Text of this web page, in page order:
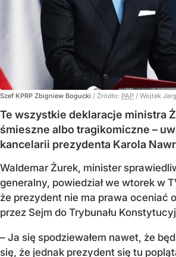
Szef KPRP Zbigniew Bogucki / Źródło: PAP / Wojtek
Te wszystkie deklaracje ministra
śmieszne albo tragikomiczne –
kancelarii prezydenta Karola
Waldemar Żurek, minister
generalny, powiedział we wtorek w
że prezydent nie ma prawa oceniać
przez Sejm do Trybunału
– Ja się spodziewałem nawet, że
się, że jednak prezydent się tu